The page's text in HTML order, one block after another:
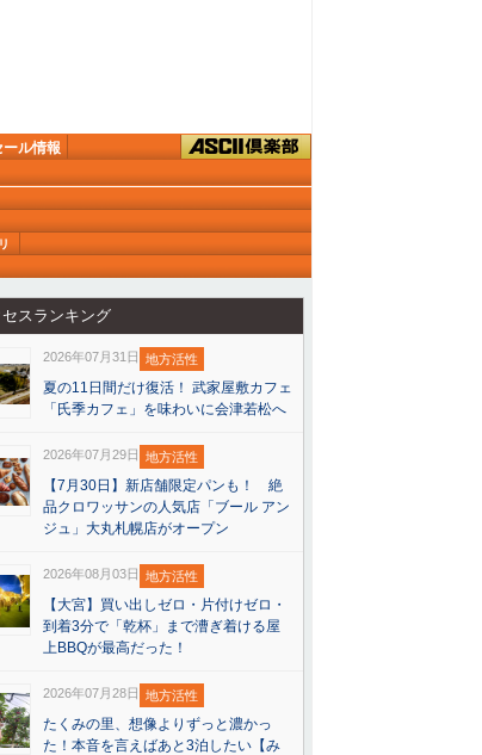
ール情報
セスランキング
2026年07月31日 地方活性
夏の11日間だけ復活！ 武家屋敷カフェ
「氏季カフェ」を味わいに会津若松へ
2026年07月29日 地方活性
【7月30日】新店舗限定パンも！ 絶
品クロワッサンの人気店「ブール アン
ジュ」大丸札幌店がオープン
2026年08月03日 地方活性
【大宮】買い出しゼロ・片付けゼロ・
到着3分で「乾杯」まで漕ぎ着ける屋
上BBQが最高だった！
2026年07月28日 地方活性
たくみの里、想像よりずっと濃かっ
た！本音を言えばあと3泊したい【み